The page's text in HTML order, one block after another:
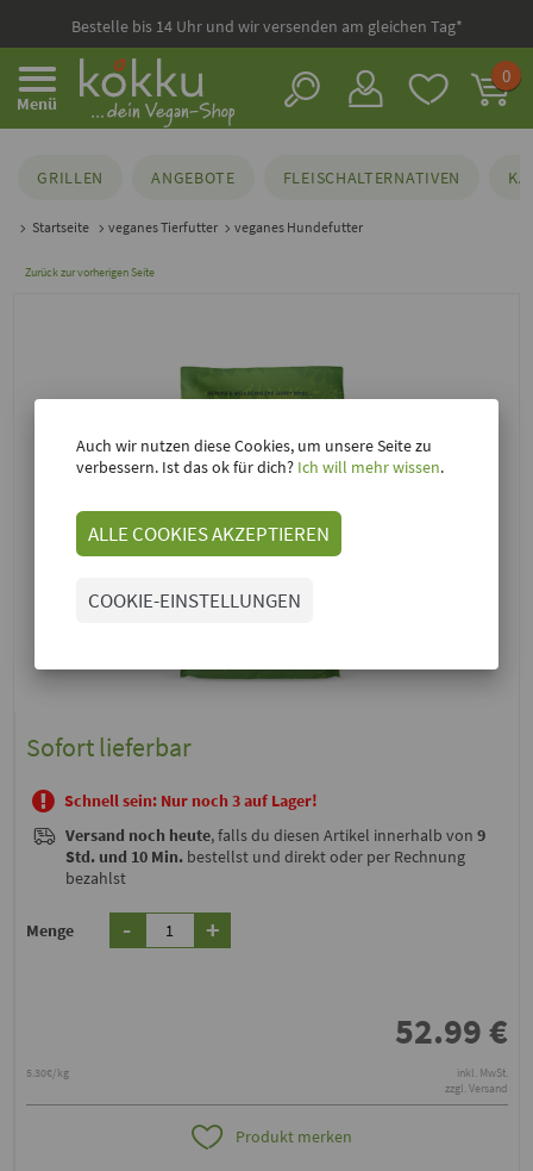
Bestelle bis 14 Uhr und wir versenden am gleichen Tag*
Menü
0
GRILLEN ANGEBOTE FLEISCHALTERNATIVEN
Startseite veganes Tierfutter veganes Hundefutter
Zurück zur vorherigen Seite
Sofort lieferbar
Schnell sein: Nur noch 3 auf Lager!
Versand noch heute, falls du diesen Artikel innerhalb von9
Std. und 10 Min. bestellst und direkt oder per Rechnung
bezahlst
Menge - +
52.99€
5.30€/kg
inkl. MwSt.
zzgl. Versand
Produkt merken
Auch wir nutzen diese Cookies, um unsere Seite zu
verbessern. Ist das ok für dich? Ich will mehr wissen.
ALLE COOKIES AKZEPTIEREN
COOKIE-EINSTELLUNGEN